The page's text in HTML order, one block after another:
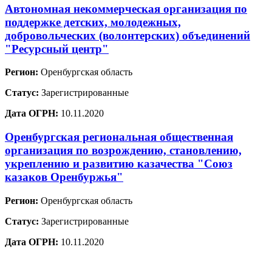
Автономная некоммерческая организация по
поддержке детских, молодежных,
добровольческих (волонтерских) объединений
"Ресурсный центр"
Регион: Оренбургская область
Статус: Зарегистрированные
Дата ОГРН: 10.11.2020
Оренбургская региональная общественная
организация по возрождению, становлению,
укреплению и развитию казачества "Союз
казаков Оренбуржья"
Регион: Оренбургская область
Статус: Зарегистрированные
Дата ОГРН: 10.11.2020